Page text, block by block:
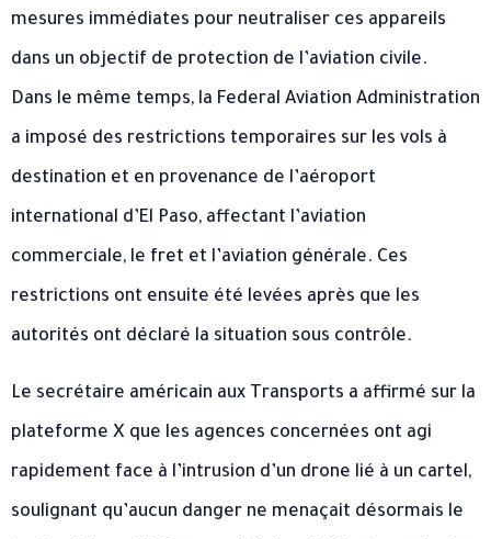
mesures immédiates pour neutraliser ces appareils
dans un objectif de protection de l’aviation civile.
Dans le même temps, la Federal Aviation Administration
a imposé des restrictions temporaires sur les vols à
destination et en provenance de l’aéroport
international d’El Paso, affectant l’aviation
commerciale, le fret et l’aviation générale. Ces
restrictions ont ensuite été levées après que les
autorités ont déclaré la situation sous contrôle.
Le secrétaire américain aux Transports a affirmé sur la
plateforme X que les agences concernées ont agi
rapidement face à l’intrusion d’un drone lié à un cartel,
soulignant qu’aucun danger ne menaçait désormais le